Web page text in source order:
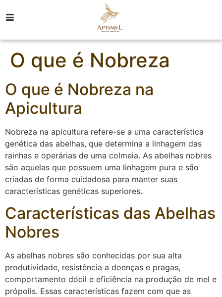
O que é Nobreza
O que é Nobreza na
Apicultura
Nobreza na apicultura refere-se a uma característica
genética das abelhas, que determina a linhagem das
rainhas e operárias de uma colmeia. As abelhas nobres
são aquelas que possuem uma linhagem pura e são
criadas de forma cuidadosa para manter suas
características genéticas superiores.
Características das Abelhas
Nobres
As abelhas nobres são conhecidas por sua alta
produtividade, resistência a doenças e pragas,
comportamento dócil e eficiência na produção de mel e
própolis. Essas características fazem com que as